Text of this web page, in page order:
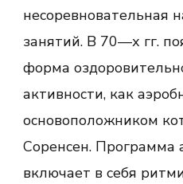
несоревновательная
занятий. В 70—х гг.
форма
активности, как
основоположником
Соренсен. Программа
включает в себя